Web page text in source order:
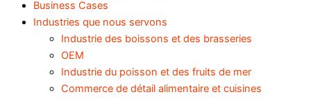
Business Cases
Industries que nous servons
Industrie des boissons et des brasseries
OEM
Industrie du poisson et des fruits de mer
Commerce de détail alimentaire et cuisines